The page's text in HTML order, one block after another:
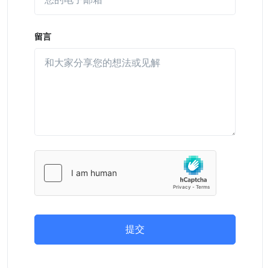
留言
提交